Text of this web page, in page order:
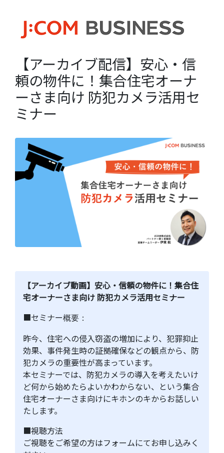
【アーカイブ配信】安心・信
頼の物件に！集合住宅オーナ
ーさま向け 防犯カメラ活用セ
ミナー
【アーカイブ動画】安心・信頼の物件に！集合住
宅オーナーさま向け 防犯カメラ活用セミナー
■セミナー概要：
昨今、住宅への侵入窃盗の増加により、犯罪抑止
効果、事件発生時の証拠確保などの観点から、防
犯カメラの重要性が高まっています。
本セミナーでは、防犯カメラの導入を考えたいけ
ど何から始めたらよいかわからない、という集合
住宅オーナーさま向けにキホンのキからお話しい
たします。
■視聴方法
ご視聴をご希望の方はフォームにてお申し込みく